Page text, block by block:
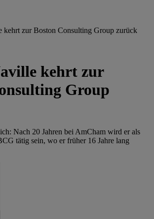
kehrt zur Boston Consulting Group zurück
kehrt zur
Group
Nach 20 Jahren bei AmCham wird er als
tätig sein, wo er früher 16 Jahre lang